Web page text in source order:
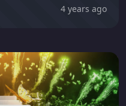
4 years ago